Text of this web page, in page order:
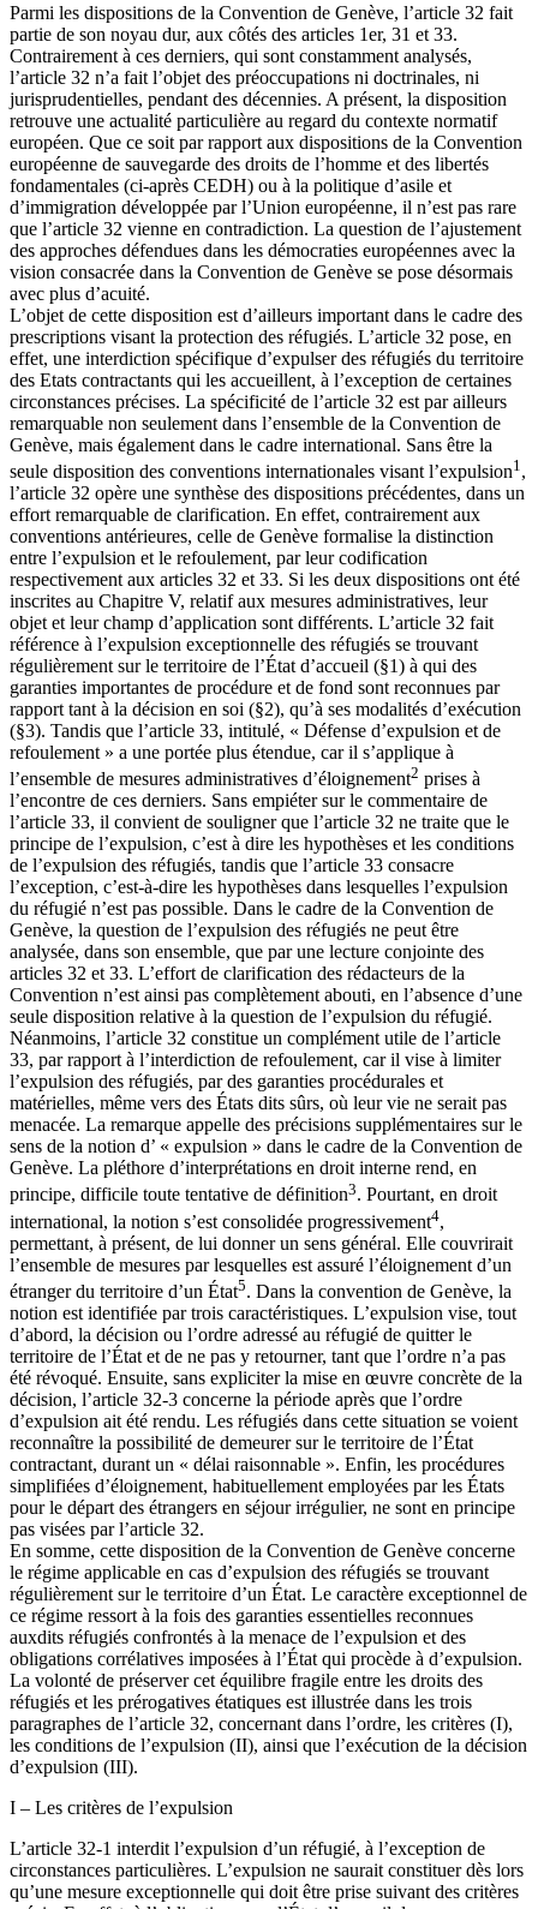
Parmi les dispositions de la Convention de Genève, l’article 32 fait
partie de son noyau dur, aux côtés des articles 1er, 31 et 33.
Contrairement à ces derniers, qui sont constamment analysés,
l’article 32 n’a fait l’objet des préoccupations ni doctrinales, ni
jurisprudentielles, pendant des décennies. A présent, la disposition
retrouve une actualité particulière au regard du contexte normatif
européen. Que ce soit par rapport aux dispositions de la Convention
européenne de sauvegarde des droits de l’homme et des libertés
fondamentales (ci-après CEDH) ou à la politique d’asile et
d’immigration développée par l’Union européenne, il n’est pas rare
que l’article 32 vienne en contradiction. La question de l’ajustement
des approches défendues dans les démocraties européennes avec la
vision consacrée dans la Convention de Genève se pose désormais
avec plus d’acuité.
L’objet de cette disposition est d’ailleurs important dans le cadre des
prescriptions visant la protection des réfugiés. L’article 32 pose, en
effet, une interdiction spécifique d’expulser des réfugiés du territoire
des Etats contractants qui les accueillent, à l’exception de certaines
circonstances précises. La spécificité de l’article 32 est par ailleurs
remarquable non seulement dans l’ensemble de la Convention de
Genève, mais également dans le cadre international. Sans être la
seule disposition des conventions internationales visant l’expulsion1 ,
l’article 32 opère une synthèse des dispositions précédentes, dans un
effort remarquable de clarification. En effet, contrairement aux
conventions antérieures, celle de Genève formalise la distinction
entre l’expulsion et le refoulement, par leur codification
respectivement aux articles 32 et 33. Si les deux dispositions ont été
inscrites au Chapitre V, relatif aux mesures administratives, leur
objet et leur champ d’application sont différents. L’article 32 fait
référence à l’expulsion exceptionnelle des réfugiés se trouvant
régulièrement sur le territoire de l’État d’accueil (§1) à qui des
garanties importantes de procédure et de fond sont reconnues par
rapport tant à la décision en soi (§2), qu’à ses modalités d’exécution
(§3). Tandis que l’article 33, intitulé, « Défense d’expulsion et de
refoulement » a une portée plus étendue, car il s’applique à
l’ensemble de mesures administratives d’éloignement2 prises à
l’encontre de ces derniers. Sans empiéter sur le commentaire de
l’article 33, il convient de souligner que l’article 32 ne traite que le
principe de l’expulsion, c’est à dire les hypothèses et les conditions
de l’expulsion des réfugiés, tandis que l’article 33 consacre
l’exception, c’est-à-dire les hypothèses dans lesquelles l’expulsion
du réfugié n’est pas possible. Dans le cadre de la Convention de
Genève, la question de l’expulsion des réfugiés ne peut être
analysée, dans son ensemble, que par une lecture conjointe des
articles 32 et 33. L’effort de clarification des rédacteurs de la
Convention n’est ainsi pas complètement abouti, en l’absence d’une
seule disposition relative à la question de l’expulsion du réfugié.
Néanmoins, l’article 32 constitue un complément utile de l’article
33, par rapport à l’interdiction de refoulement, car il vise à limiter
l’expulsion des réfugiés, par des garanties procédurales et
matérielles, même vers des États dits sûrs, où leur vie ne serait pas
menacée. La remarque appelle des précisions supplémentaires sur le
sens de la notion d’ « expulsion » dans le cadre de la Convention de
Genève. La pléthore d’interprétations en droit interne rend, en
principe, difficile toute tentative de définition3. Pourtant, en droit
international, la notion s’est consolidée progressivement4,
permettant, à présent, de lui donner un sens général. Elle couvrirait
l’ensemble de mesures par lesquelles est assuré l’éloignement d’un
étranger du territoire d’un État5. Dans la convention de Genève, la
notion est identifiée par trois caractéristiques. L’expulsion vise, tout
d’abord, la décision ou l’ordre adressé au réfugié de quitter le
territoire de l’État et de ne pas y retourner, tant que l’ordre n’a pas
été révoqué. Ensuite, sans expliciter la mise en œuvre concrète de la
décision, l’article 32-3 concerne la période après que l’ordre
d’expulsion ait été rendu. Les réfugiés dans cette situation se voient
reconnaître la possibilité de demeurer sur le territoire de l’État
contractant, durant un « délai raisonnable ». Enfin, les procédures
simplifiées d’éloignement, habituellement employées par les États
pour le départ des étrangers en séjour irrégulier, ne sont en principe
pas visées par l’article 32.
En somme, cette disposition de la Convention de Genève concerne
le régime applicable en cas d’expulsion des réfugiés se trouvant
régulièrement sur le territoire d’un État. Le caractère exceptionnel de
ce régime ressort à la fois des garanties essentielles reconnues
auxdits réfugiés confrontés à la menace de l’expulsion et des
obligations corrélatives imposées à l’État qui procède à d’expulsion.
La volonté de préserver cet équilibre fragile entre les droits des
réfugiés et les prérogatives étatiques est illustrée dans les trois
paragraphes de l’article 32, concernant dans l’ordre, les critères (I),
les conditions de l’expulsion (II), ainsi que l’exécution de la décision
d’expulsion (III).
I – Les critères de l’expulsion
L’article 32-1 interdit l’expulsion d’un réfugié, à l’exception de
circonstances particulières. L’expulsion ne saurait constituer dès lors
qu’une mesure exceptionnelle qui doit être prise suivant des critères